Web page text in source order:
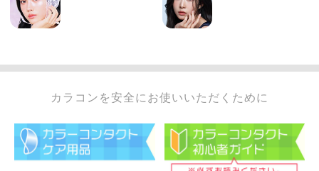
カラコンを安全にお使いいただくために